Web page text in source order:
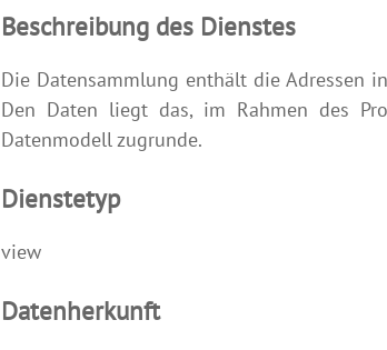
Beschreibung des Dienstes
Die Datensammlung enthält die Adressen
Den Daten liegt das, im Rahmen des
Datenmodell zugrunde.
Dienstetyp
view
Datenherkunft